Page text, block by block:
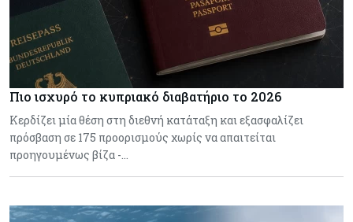
Πιο ισχυρό το κυπριακό διαβατήριο το 2026
Κερδίζει μία θέση στη διεθνή κατάταξη και εξασφαλίζει
πρόσβαση σε 175 προορισμούς χωρίς να απαιτείται
προηγουμένως βίζα -…